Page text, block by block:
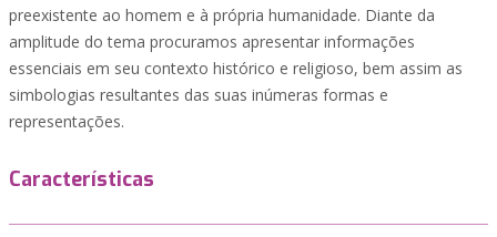
preexistente ao homem e à própria humanidade. Diante da
amplitude do tema procuramos apresentar informações
essenciais em seu contexto histórico e religioso, bem assim as
simbologias resultantes das suas inúmeras formas e
representações.
Características